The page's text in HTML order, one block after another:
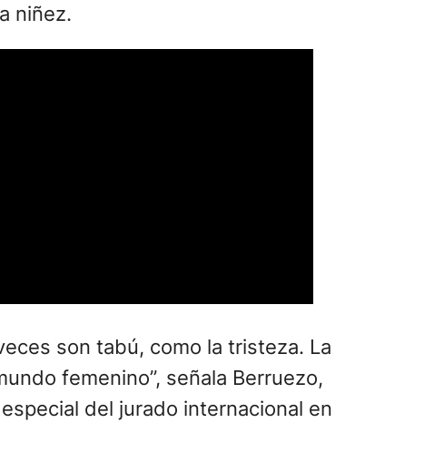
niñez.
son tabú, como la tristeza. La
femenino”, señala Berruezo,
del jurado internacional en